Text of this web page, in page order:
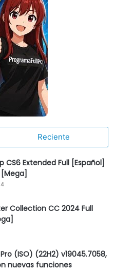
Reciente
CS6 Extended Full [Español]
Collection CC 2024 Full
(ISO) (22H2) v19045.7058,
nuevas funciones